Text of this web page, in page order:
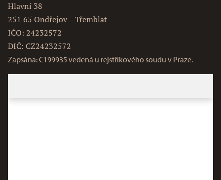
Hlavní 38
251 65 Ondřejov – Třemblat
IČO: 24232572
DIČ: CZ24232572
Zapsána: C199935 vedená u rejstříkového soudu v Praze.